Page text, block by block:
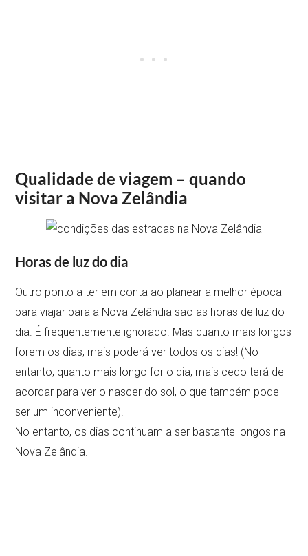
Qualidade de viagem – quando
visitar a Nova Zelândia
Horas de luz do dia
Outro ponto a ter em conta ao planear a melhor época
para viajar para a Nova Zelândia são as horas de luz do
dia. É frequentemente ignorado. Mas quanto mais longos
forem os dias, mais poderá ver todos os dias! (No
entanto, quanto mais longo for o dia, mais cedo terá de
acordar para ver o nascer do sol, o que também pode
ser um inconveniente).
No entanto, os dias continuam a ser bastante longos na
Nova Zelândia.